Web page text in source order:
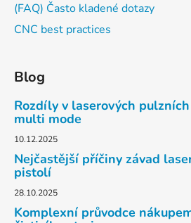
(FAQ) Často kladené dotazy
CNC best practices
Blog
Rozdíly v laserových
multi mode
10.12.2025
Nejčastější příčiny závad
pistolí
28.10.2025
Komplexní průvodce